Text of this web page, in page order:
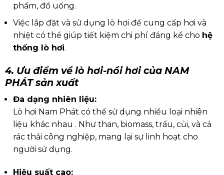
phẩm, đồ uống.
Việc lắp đặt và sử dụng lò hơi để cung cấp hơi và
nhiệt có thể giúp tiết kiệm chi phí đáng kể cho hệ
thống lò hơi.
4. Ưu điểm về lò hơi-nồi hơi của NAM
PHÁT sản xuất
Đa dạng nhiên liệu:
Lò hơi Nam Phát có thể sử dụng nhiều loại nhiên
liệu khác nhau . Như than, biomass, trấu, củi, và cả
rác thải công nghiệp, mang lại sự linh hoạt cho
người sử dụng.
Hiệu suất cao: